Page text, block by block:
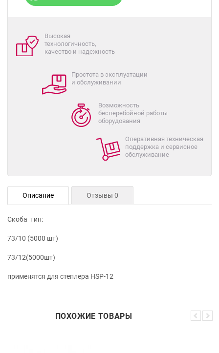
Высокая
технологичность,
качество и надежность
Простота в эксплуатации
и обслуживании
Возможность
бесперебойной работы
оборудования
Оперативная техническая
поддержка и сервисное
обслуживание
Описание Отзывы 0
Скоба тип:
73/10 (5000 шт)
73/12(5000шт)
применятся для степлера HSP-12
ПОХОЖИЕ ТОВАРЫ